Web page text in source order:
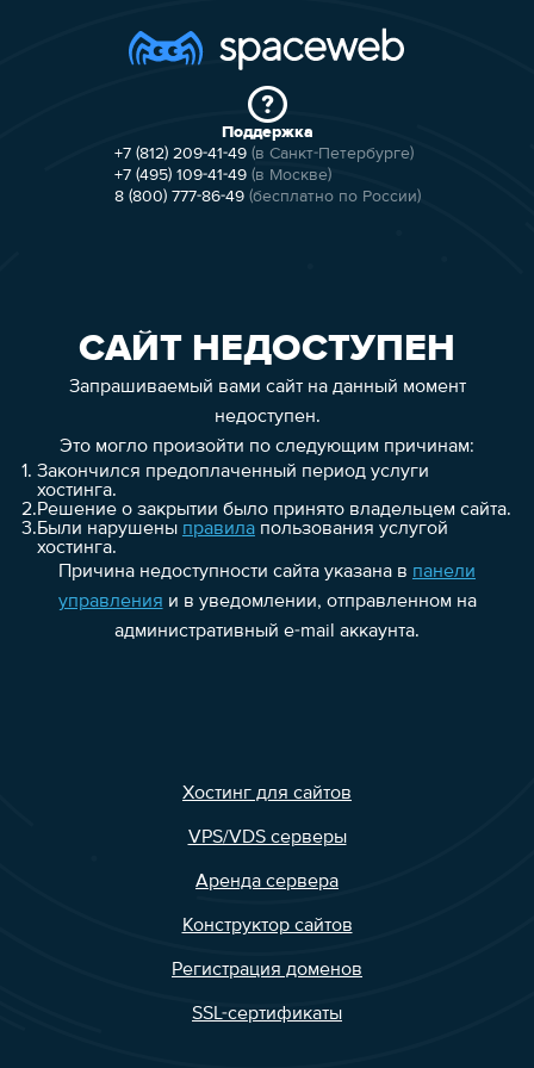
Поддержка
+7 (812) 209-41-49 (в Санкт-Петербурге)
+7 (495) 109-41-49 (в Москве)
8 (800) 777-86-49 (бесплатно по России)
САЙТ НЕДОСТУПЕН
Запрашиваемый вами сайт на данный момент
недоступен.
Это могло произойти по следующим причинам:
1. Закончился предоплаченный период услуги
хостинга.
2.Решение о закрытии было принято владельцем сайта.
3.Были нарушены правилапользования услугой
хостинга.
Причина недоступности сайта указана в панели
управления и в уведомлении, отправленном на
административный e-mail аккаунта.
Хостинг для сайтов
VPS/VDS серверы
Аренда сервера
Конструктор сайтов
Регистрация доменов
SSL-сертификаты